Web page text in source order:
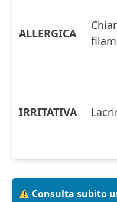
ALLERGICA
IRRITATIVA
Consulta subito